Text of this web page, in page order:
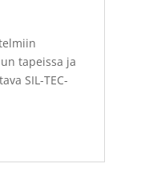
tapeissa ja
SIL-TEC-